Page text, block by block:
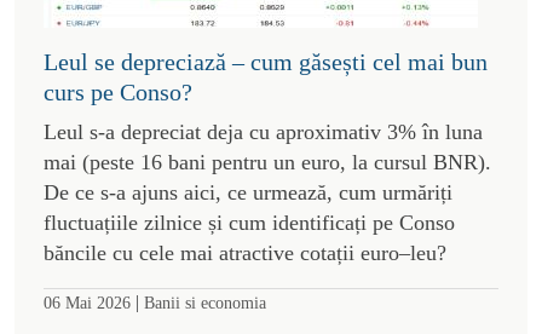
Leul se depreciază – cum găsești cel mai bun
curs pe Conso?
Leul s-a depreciat deja cu aproximativ 3% în luna
mai (peste 16 bani pentru un euro, la cursul BNR).
De ce s-a ajuns aici, ce urmează, cum urmăriți
fluctuațiile zilnice și cum identificați pe Conso
băncile cu cele mai atractive cotații euro–leu?
06 Mai 2026 | Banii si economia